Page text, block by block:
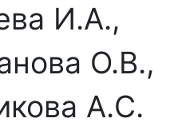
И.А.,
О.В.,
А.С.